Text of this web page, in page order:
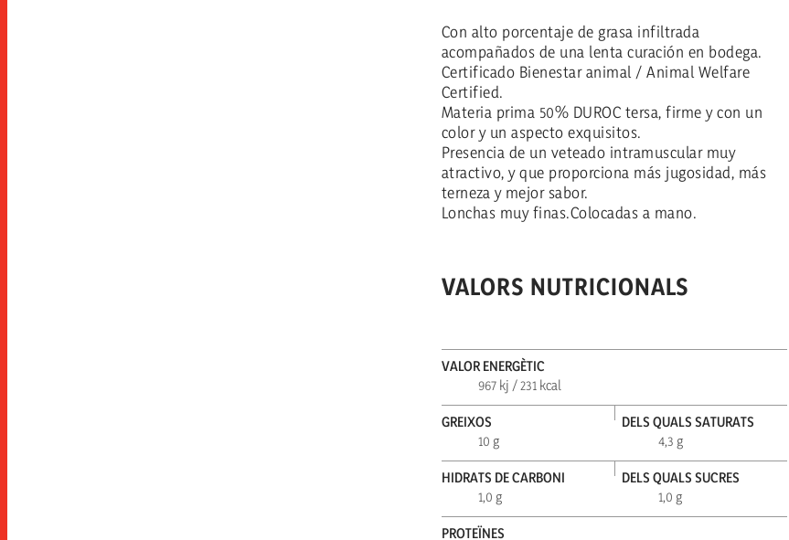
Con alto porcentaje de grasa infiltrada
acompañados de una lenta curación en bodega.
Certificado Bienestar animal / Animal Welfare
Certified.
Materia prima 50% DUROC tersa, firme y con un
color y un aspecto exquisitos.
Presencia de un veteado intramuscular muy
atractivo, y que proporciona más jugosidad, más
terneza y mejor sabor.
Lonchas muy finas.Colocadas a mano.
VALORS NUTRICIONALS
VALOR ENERGÈTIC
967 kj / 231 kcal
GREIXOS
10 g
DELS QUALS SATURATS
4,3 g
HIDRATS DE CARBONI
1,0 g
DELS QUALS SUCRES
1,0 g
PROTEÏNES